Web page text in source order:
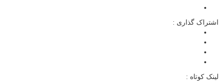
اشتراک گذاری :
لینک کوتاه :